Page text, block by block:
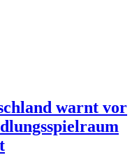
warnt vor